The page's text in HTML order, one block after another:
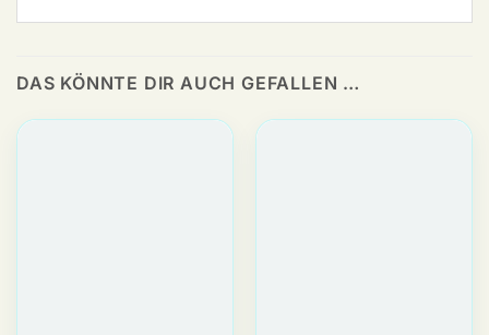
DAS KÖNNTE DIR AUCH GEFALLEN …